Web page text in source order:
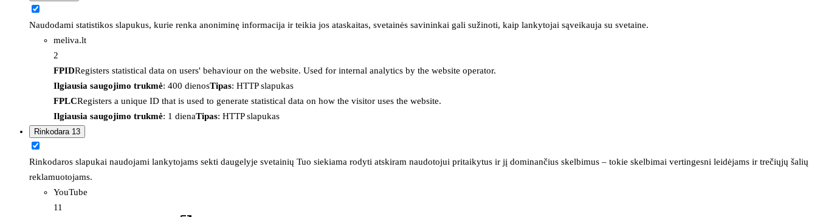
Naudodami statistikos slapukus, kurie renka anoniminę informacija ir teikia jos ataskaitas, svetainės savininkai gali sužinoti, kaip lankytojai sąveikauja su svetaine.
meliva.lt
2
FPIDRegisters statistical data on users' behaviour on the website. Used for internal analytics by the website operator.
Ilgiausia saugojimo trukmė: 400 dienosTipas: HTTP slapukas
FPLCRegisters a unique ID that is used to generate statistical data on how the visitor uses the website.
Ilgiausia saugojimo trukmė: 1 dienaTipas: HTTP slapukas
Rinkodara 13
Rinkodaros slapukai naudojami lankytojams sekti daugelyje svetainių Tuo siekiama rodyti atskiram naudotojui pritaikytus ir jį dominančius skelbimus – tokie skelbimai vertingesni leidėjams ir trečiųjų šalių
reklamuotojams.
YouTube
11